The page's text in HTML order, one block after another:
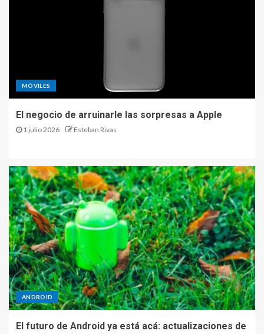
MÓVILES
El negocio de arruinarle las sorpresas a Apple
1 julio 2026 Esteban Rivas
ANDROID
El futuro de Android ya está acá: actualizaciones de